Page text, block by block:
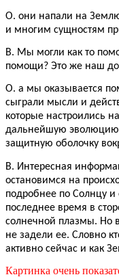
О. они напали на
и многим сущностям
В. Мы могли как то
помощи? Это же наш
О. а мы оказывается
сыграли мысли и
которые настроились
дальнейшую эволюцию
защитную оболочку
В. Интересная
остановимся на
подробнее по Солнцу и
последнее время в
солнечной плазмы. Но
не задели ее. Словно
активно сейчас и как
Картинка очень